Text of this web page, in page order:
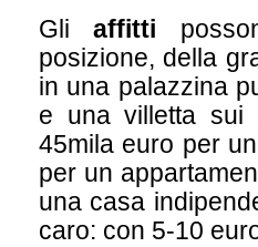
Gliaffitti
posizione, della
in una palazzina
e una villetta
45mila euro per
per un
una casa
caro: con 5-10